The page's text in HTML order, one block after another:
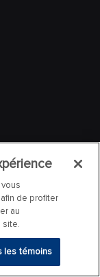
de profiter
au
site.
les témoins